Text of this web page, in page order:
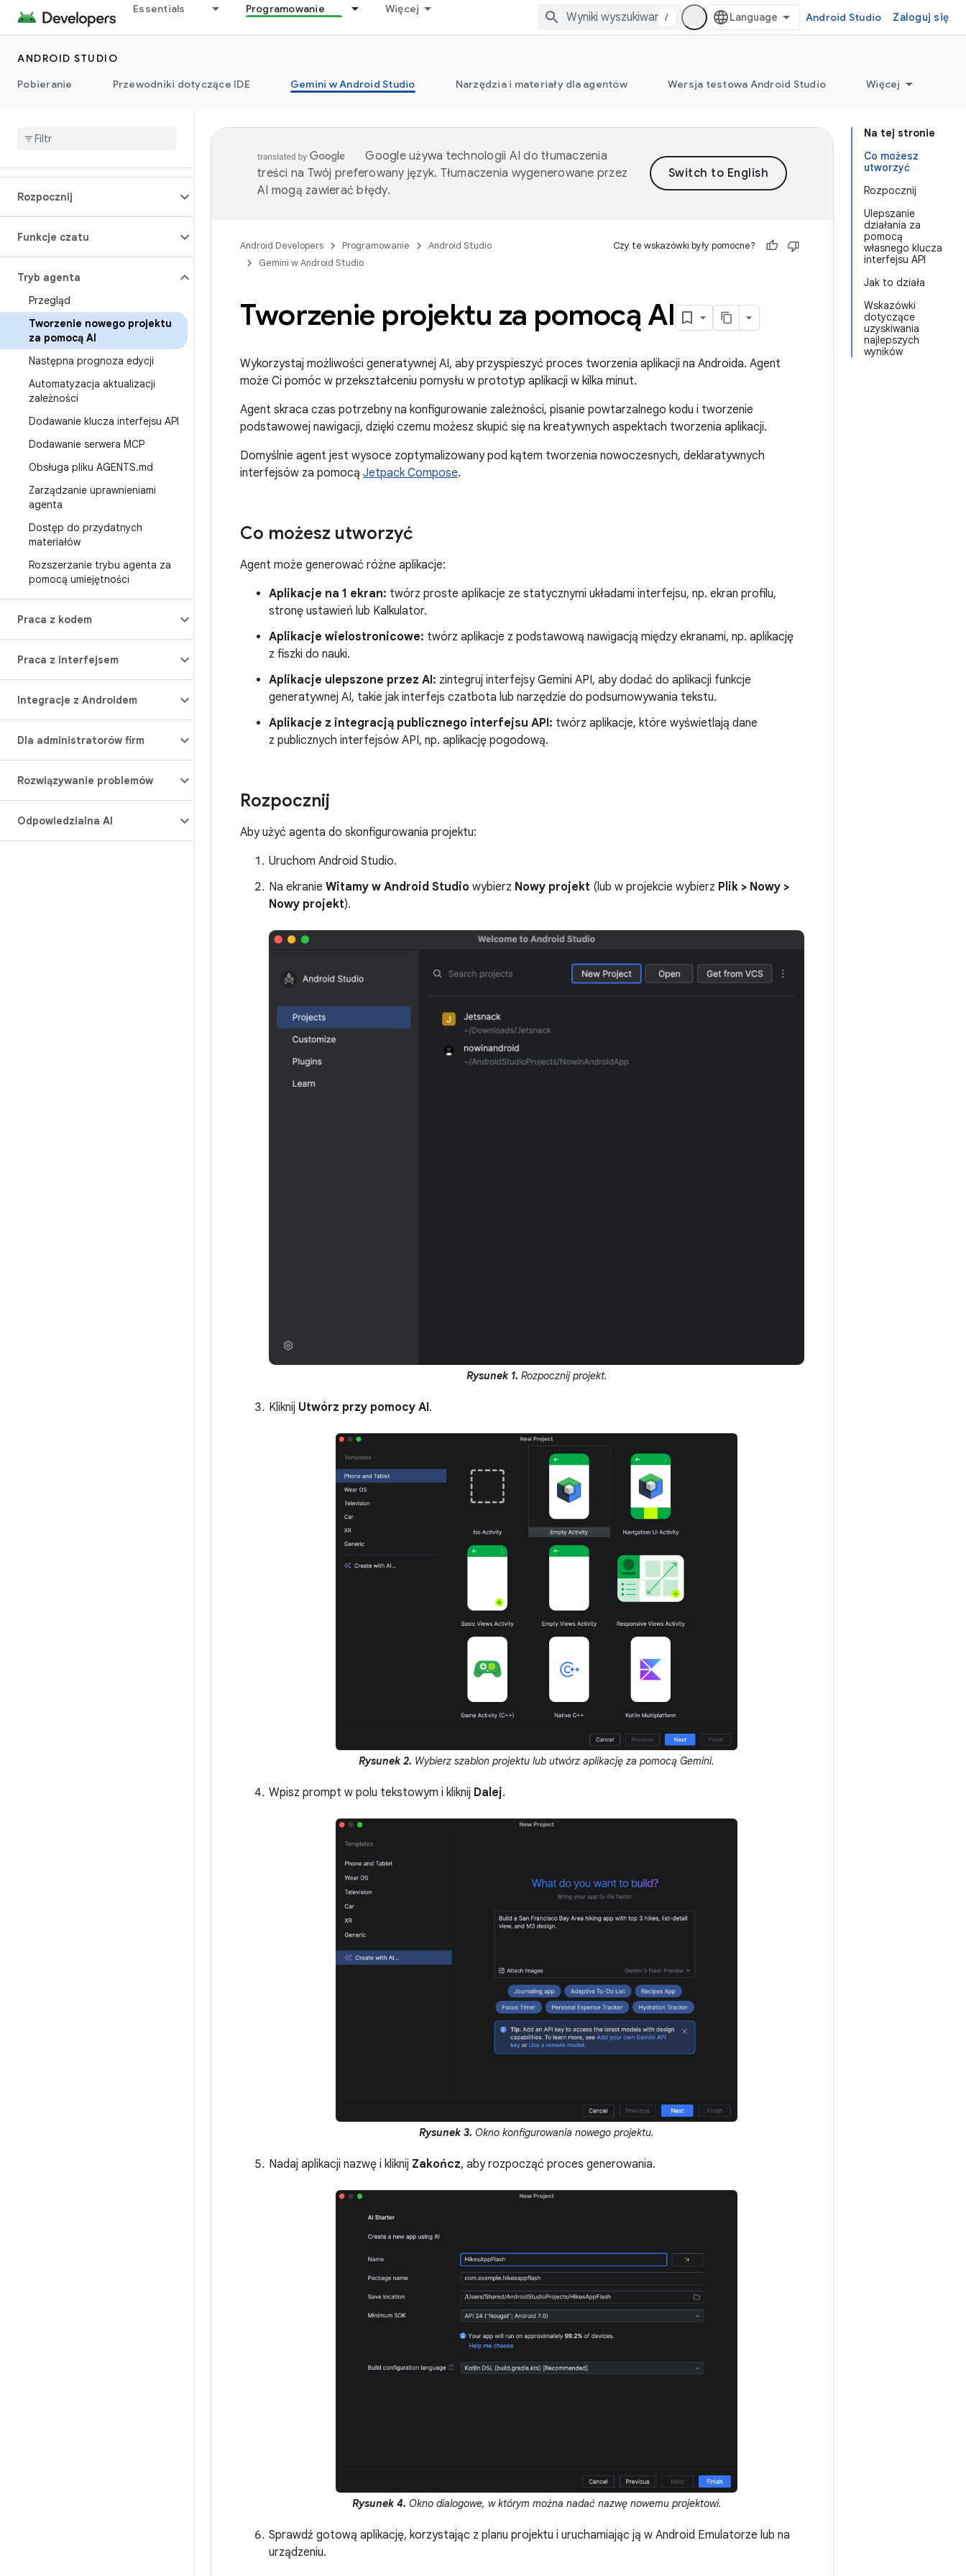
Essentials Programowanie Więcej
/ Android Studio Zaloguj się
ANDROID STUDIO
Pobieranie
Przewodniki dotyczące IDE Gemini w Android Studio Narzędzia i materiały dla agentów Wersja testowa Android Studio Więcej
Rozpocznij
Funkcje czatu
Tryb agenta
Przegląd
Tworzenie nowego projektu
za pomocą AI
Następna prognoza edycji
Automatyzacja aktualizacji
zależności
Dodawanie klucza interfejsu API
Dodawanie serwera MCP
Obsługa pliku AGENTS.md
Zarządzanie uprawnieniami
agenta
Dostęp do przydatnych
materiałów
Rozszerzanie trybu agenta za
pomocą umiejętności
Praca z kodem
Praca z interfejsem
Integracje z Androidem
Dla administratorów firm
Rozwiązywanie problemów
Odpowiedzialna AI
Na tej stronie
Co możesz
utworzyć
Rozpocznij
Ulepszanie
działania za
pomocą
własnego klucza
interfejsu API
Jak to działa
Wskazówki
dotyczące
uzyskiwania
najlepszych
wyników
Google używa technologii AI do tłumaczenia
treści na Twój preferowany język. Tłumaczenia wygenerowane przez
AI mogą zawierać błędy.
Android Developers Programowanie
Android Studio
Gemini w Android Studio
Czy te wskazówki były pomocne?
Tworzenie projektu za pomocą AI
Wykorzystaj możliwości generatywnej AI, aby przyspieszyć proces tworzenia aplikacji na Androida. Agent
może Ci pomóc w przekształceniu pomysłu w prototyp aplikacji w kilka minut.
Agent skraca czas potrzebny na konfigurowanie zależności, pisanie powtarzalnego kodu i tworzenie
podstawowej nawigacji, dzięki czemu możesz skupić się na kreatywnych aspektach tworzenia aplikacji.
Domyślnie agent jest wysoce zoptymalizowany pod kątem tworzenia nowoczesnych, deklaratywnych
interfejsów za pomocą Jetpack Compose.
Co możesz utworzyć
Agent może generować różne aplikacje:
Aplikacje na 1 ekran: twórz proste aplikacje ze statycznymi układami interfejsu, np. ekran profilu,
stronę ustawień lub Kalkulator.
Aplikacje wielostronicowe: twórz aplikacje z podstawową nawigacją między ekranami, np. aplikację
z fiszki do nauki.
Aplikacje ulepszone przez AI: zintegruj interfejsy Gemini API, aby dodać do aplikacji funkcje
generatywnej AI, takie jak interfejs czatbota lub narzędzie do podsumowywania tekstu.
Aplikacje z integracją publicznego interfejsu API: twórz aplikacje, które wyświetlają dane
z publicznych interfejsów API, np. aplikację pogodową.
Rozpocznij
Aby użyć agenta do skonfigurowania projektu:
Uruchom Android Studio.
Na ekranie Witamy w Android Studio wybierz Nowy projekt (lub w projekcie wybierz Plik > Nowy >
Nowy projekt).
Rysunek 1. Rozpocznij projekt.
Kliknij Utwórz przy pomocy AI.
Rysunek 2. Wybierz szablon projektu lub utwórz aplikację za pomocą Gemini.
Wpisz prompt w polu tekstowym i kliknij Dalej.
Rysunek 3. Okno konfigurowania nowego projektu.
Nadaj aplikacji nazwę i kliknij Zakończ, aby rozpocząć proces generowania.
Rysunek 4. Okno dialogowe, w którym można nadać nazwę nowemu projektowi.
Sprawdź gotową aplikację, korzystając z planu projektu i uruchamiając ją w Android Emulatorze lub na
urządzeniu.